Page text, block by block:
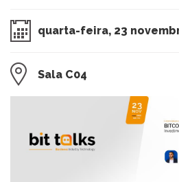
quarta-feira, 23
Sala C04